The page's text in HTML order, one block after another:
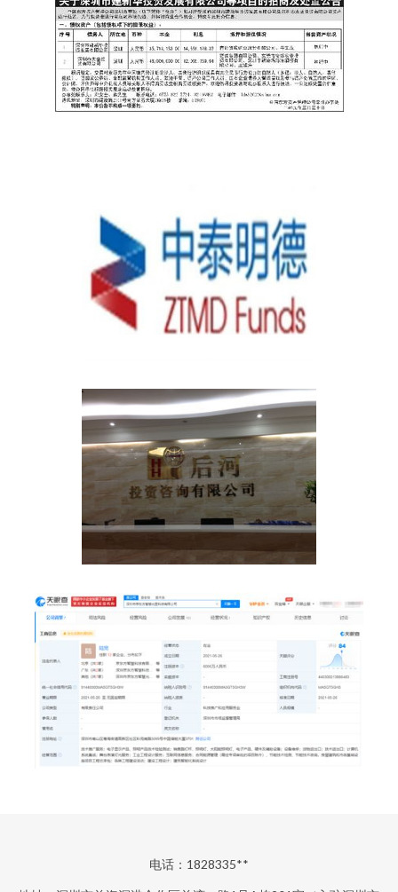
电话：1828335**